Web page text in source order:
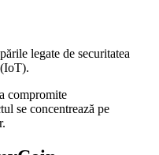
legate de securitatea
compromite
se concentrează pe